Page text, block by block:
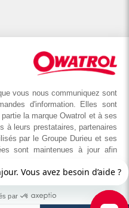
vous nous communiquez sont
d'information. Elles sont
la marque Owatrol et à ses
à leurs prestataires, partenaires
par le Groupe Durieu et ses
sont maintenues à jour afin
par
sociaux :
- Groupe DURIEU